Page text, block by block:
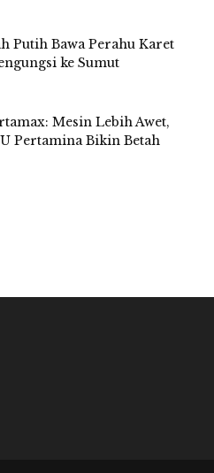
Putih Bawa Perahu Karet
ke Sumut
Mesin Lebih Awet,
Pertamina Bikin Betah